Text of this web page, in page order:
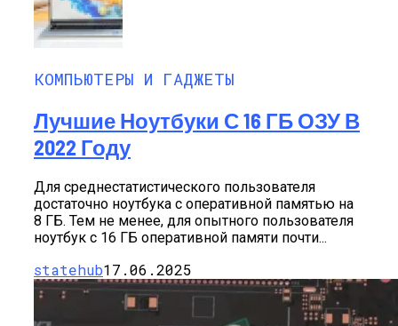
КОМПЬЮТЕРЫ И ГАДЖЕТЫ
Лучшие Ноутбуки С 16 ГБ ОЗУ В
2022 Году
Для среднестатистического пользователя
достаточно ноутбука с оперативной памятью на
8 ГБ. Тем не менее, для опытного пользователя
ноутбук с 16 ГБ оперативной памяти почти...
statehub17.06.2025